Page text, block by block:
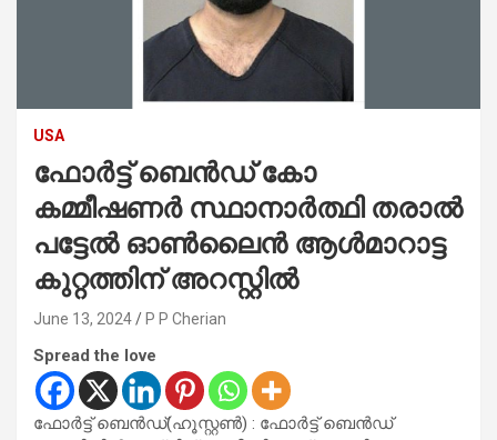
USA
ഫോർട്ട് ബെൻഡ് കോ
കമ്മീഷണർ സ്ഥാനാർത്ഥി തരാൽ
പട്ടേൽ ഓൺലൈൻ ആൾമാറാട്ട
കുറ്റത്തിന് അറസ്റ്റിൽ
June 13, 2024 P P Cherian
Spread the love
ഫോർട്ട് ബെൻഡ്(ഹൂസ്റ്റൺ) : ഫോർട്ട് ബെൻഡ്